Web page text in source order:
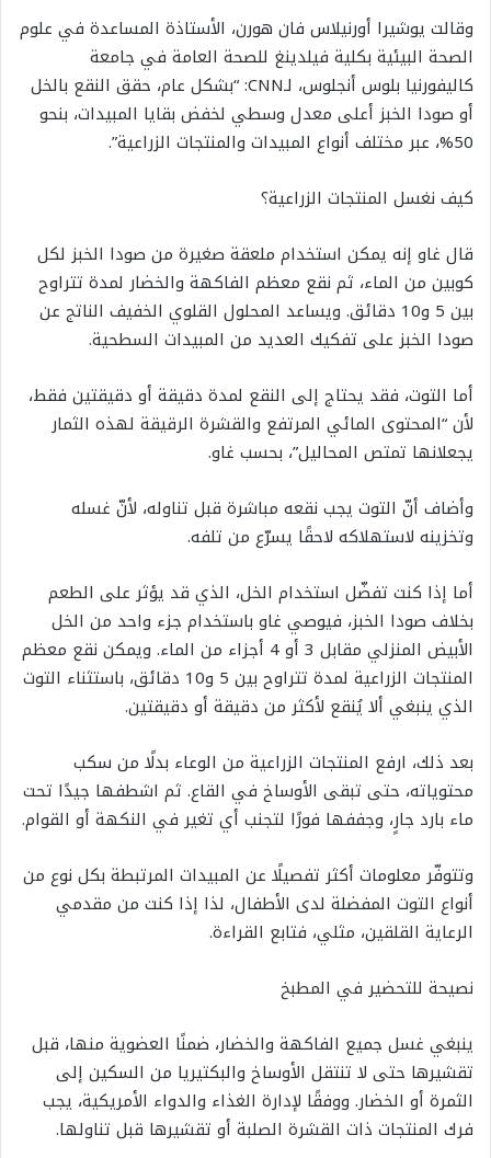
وقالت يوشيرا أورنيلاس فان هورن، الأستاذة المساعدة في علوم
الصحة البيئية بكلية فيلدينغ للصحة العامة في جامعة
كاليفورنيا بلوس أنجلوس، لـCNN: “بشكل عام، حقق النقع بالخل
أو صودا الخبز أعلى معدل وسطي لخفض بقايا المبيدات، بنحو
50%، عبر مختلف أنواع المبيدات والمنتجات الزراعية”.
كيف نغسل المنتجات الزراعية؟
قال غاو إنه يمكن استخدام ملعقة صغيرة من صودا الخبز لكل
كوبين من الماء، ثم نقع معظم الفاكهة والخضار لمدة تتراوح
بين 5 و10 دقائق. ويساعد المحلول القلوي الخفيف الناتج عن
صودا الخبز على تفكيك العديد من المبيدات السطحية.
أما التوت، فقد يحتاج إلى النقع لمدة دقيقة أو دقيقتين فقط،
لأن “المحتوى المائي المرتفع والقشرة الرقيقة لهذه الثمار
يجعلانها تمتص المحاليل”، بحسب غاو.
وأضاف أنّ التوت يجب نقعه مباشرة قبل تناوله، لأنّ غسله
وتخزينه لاستهلاكه لاحقًا يسرّع من تلفه.
أما إذا كنت تفضّل استخدام الخل، الذي قد يؤثر على الطعم
بخلاف صودا الخبز، فيوصي غاو باستخدام جزء واحد من الخل
الأبيض المنزلي مقابل 3 أو 4 أجزاء من الماء. ويمكن نقع معظم
المنتجات الزراعية لمدة تتراوح بين 5 و10 دقائق، باستثناء التوت
الذي ينبغي ألا يُنقع لأكثر من دقيقة أو دقيقتين.
بعد ذلك، ارفع المنتجات الزراعية من الوعاء بدلًا من سكب
محتوياته، حتى تبقى الأوساخ في القاع. ثم اشطفها جيدًا تحت
ماء بارد جارٍ، وجففها فورًا لتجنب أي تغير في النكهة أو القوام.
وتتوفّر معلومات أكثر تفصيلًا عن المبيدات المرتبطة بكل نوع من
أنواع التوت المفضلة لدى الأطفال، لذا إذا كنت من مقدمي
الرعاية القلقين، مثلي، فتابع القراءة.
نصيحة للتحضير في المطبخ
ينبغي غسل جميع الفاكهة والخضار، ضمنًا العضوية منها، قبل
تقشيرها حتى لا تنتقل الأوساخ والبكتيريا من السكين إلى
الثمرة أو الخضار. ووفقًا لإدارة الغذاء والدواء الأمريكية، يجب
فرك المنتجات ذات القشرة الصلبة أو تقشيرها قبل تناولها.